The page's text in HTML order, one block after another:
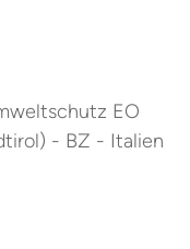
EO
- BZ - Italien